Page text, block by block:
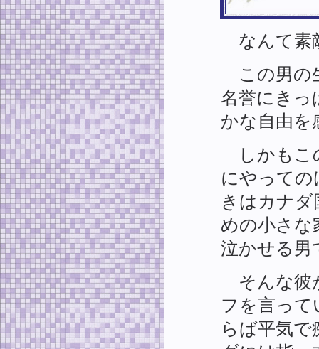
なんて素
この男の
名誉にきっ
かな自由を
しかもこ
にやっての
きはカナダ
めの小さ
泣かせる男
そんな彼
フを言って
らば平気